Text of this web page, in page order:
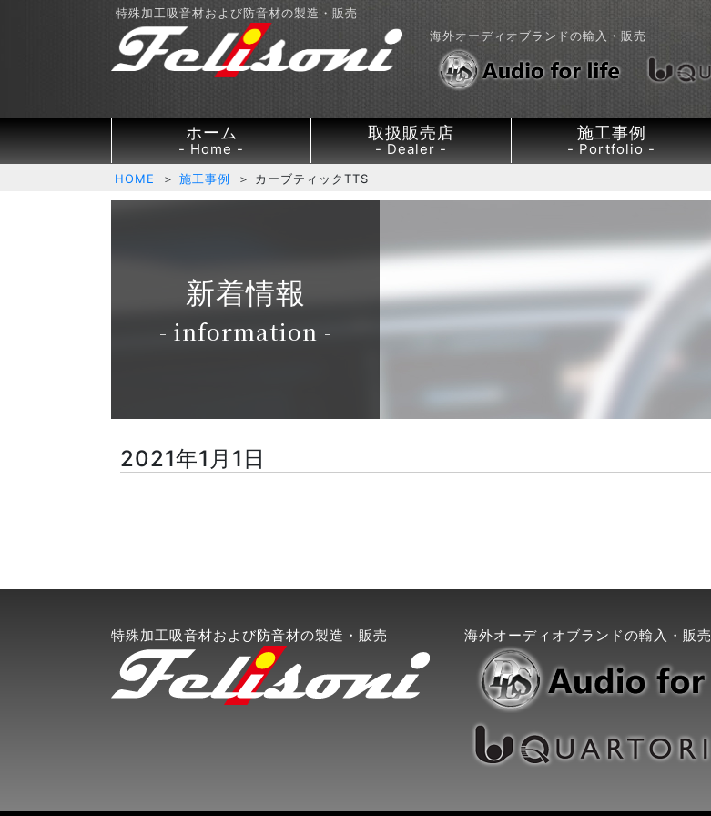
特殊加工吸音材および防音材の製造・販売
海外オーディオブランドの輸入・販売
ホーム
Home
取扱販売店
Dealer
施工事例
Portfolio
HOME ＞ 施工事例 ＞ カーブティックTTS
新着情報
- information -
2021年1月1日
特殊加工吸音材および防音材の製造・販売 海外オーディオブランドの輸入・販売